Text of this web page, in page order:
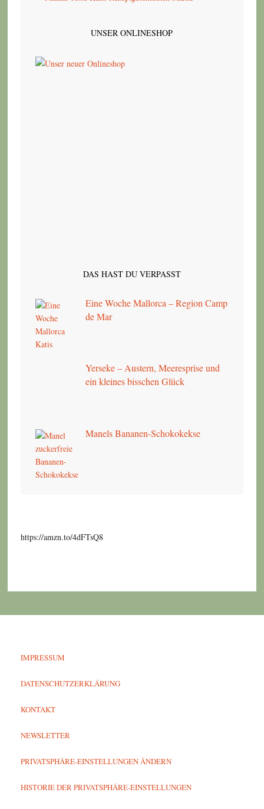
UNSER ONLINESHOP
DAS HAST DU VERPASST
Eine Woche Mallorca – Region Camp
de Mar
Yerseke – Austern, Meeresprise und
ein kleines bisschen Glück
Manels Bananen-Schokokekse
https://amzn.to/4dFTsQ8
IMPRESSUM
DATENSCHUTZERKLÄRUNG
KONTAKT
NEWSLETTER
PRIVATSPHÄRE-EINSTELLUNGEN ÄNDERN
HISTORIE DER PRIVATSPHÄRE-EINSTELLUNGEN